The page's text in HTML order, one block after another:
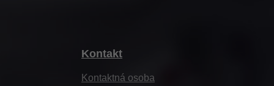
Kontakt
Kontaktná osoba